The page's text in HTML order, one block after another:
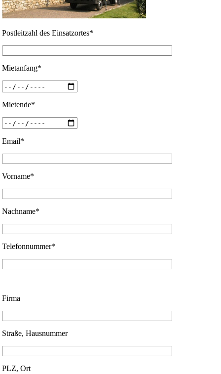
Postleitzahl des Einsatzortes*
Mietanfang*
Mietende*
Email*
Vorname*
Nachname*
Telefonnummer*
Firma
Straße, Hausnummer
PLZ, Ort